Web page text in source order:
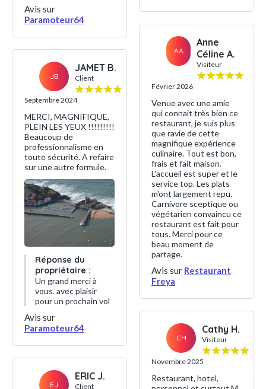
Avis sur
Paramoteur64
JB
JAMET B.
Client
Septembre 2024
MERCI, MAGNIFIQUE,
PLEIN LES YEUX !!!!!!!!!
Beaucoup de
professionnalisme en
toute sécurité. A refaire
sur une autre formule.
Réponse du
propriétaire :
Un grand merci à
vous. avec plaisir
pour un prochain vol
Avis sur
Paramoteur64
EJ
ERIC J.
Client
AA
Anne
Céline A.
Visiteur
Février 2026
Venue avec une amie
qui connait très bien ce
restaurant, je suis plus
que ravie de cette
magnifique expérience
culinaire. Tout est bon,
frais et fait maison.
L'accueil est super et le
service top. Les plats
m'ont largement repu.
Carnivore sceptique ou
végétarien convaincu ce
restaurant est fait pour
tous. Merci pour ce
beau moment de
partage.
Avis sur Restaurant
Freya
CH
Cathy H.
Visiteur
Novembre 2025
Restaurant, hotel,